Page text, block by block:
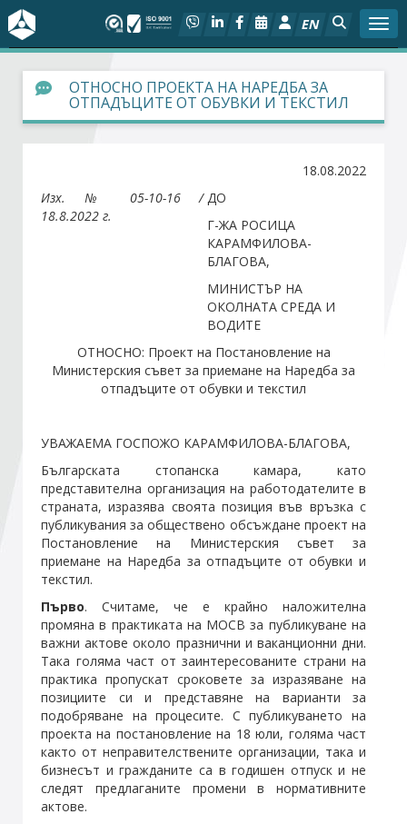
EN
За БСК
На фокус
Социален диалог
Проекти
Стани член
Абонирайте се!
ОТНОСНО ПРОЕКТА НА НАРЕДБА ЗА
ОТПАДЪЦИТЕ ОТ ОБУВКИ И ТЕКСТИЛ
18.08.2022
Изх. № 05-10-16 /
18.8.2022 г.
ДО
Г-ЖА РОСИЦА
КАРАМФИЛОВА-
БЛАГОВА,
МИНИСТЪР НА
ОКОЛНАТА СРЕДА И
ВОДИТЕ
ОТНОСНО: Проект на Постановление на
Министерския съвет за приемане на Наредба за
отпадъците от обувки и текстил
УВАЖАЕМА ГОСПОЖО КАРАМФИЛОВА-БЛАГОВА,
Българската стопанска камара, като
представителна организация на работодателите в
страната, изразява своята позиция във връзка с
публикувания за обществено обсъждане проект на
Постановление на Министерския съвет за
приемане на Наредба за отпадъците от обувки и
текстил.
Първо. Считаме, че е крайно наложителна
промяна в практиката на МОСВ за публикуване на
важни актове около празнични и ваканционни дни.
Така голяма част от заинтересованите страни на
практика пропускат сроковете за изразяване на
позициите си и представяне на варианти за
подобряване на процесите. С публикуването на
проекта на постановление на 18 юли, голяма част
както от неправителствените организации, така и
бизнесът и гражданите са в годишен отпуск и не
следят предлаганите промени в нормативните
актове.